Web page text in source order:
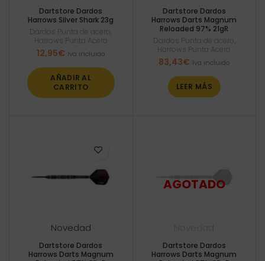
Dartstore Dardos
Harrows Silver Shark 23g
Dardos Punta de acero
Harrows Punta Acero
12,95€ Iva incluido
AÑADIR AL
CARRITO
Dartstore Dardos
Harrows Darts Magnum
Reloaded 97% 21gR
Dardos Punta de acero
Harrows Punta Acero
83,43€ Iva incluido
LEER MÁS
Novedad
Dartstore Dardos
Harrows Darts Magnum
Dartstore Dardos
Harrows Darts Magnum